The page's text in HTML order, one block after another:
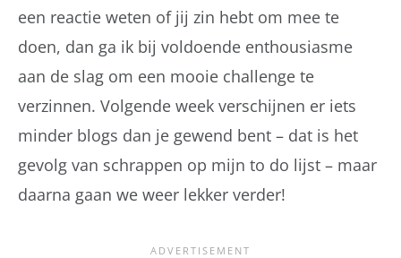
een reactie weten of jij zin hebt om mee te
doen, dan ga ik bij voldoende enthousiasme
aan de slag om een mooie challenge te
verzinnen. Volgende week verschijnen er iets
minder blogs dan je gewend bent – dat is het
gevolg van schrappen op mijn to do lijst – maar
daarna gaan we weer lekker verder!